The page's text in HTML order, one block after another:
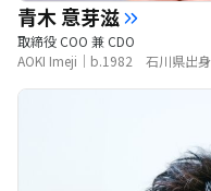
青木 意芽滋
取締役 COO 兼 CDO
AOKI Imeji｜b.1982 石川県出身